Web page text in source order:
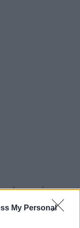
My Personal
έχει σχέση με
να